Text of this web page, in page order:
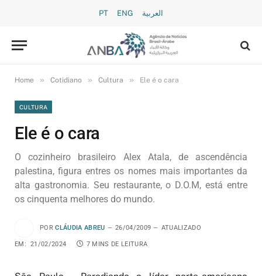
PT ENG العربية
Home » Cotidiano » Cultura » Ele é o cara
CULTURA
Ele é o cara
O cozinheiro brasileiro Alex Atala, de ascendência
palestina, figura entres os nomes mais importantes da
alta gastronomia. Seu restaurante, o D.O.M, está entre
os cinquenta melhores do mundo.
CLÁUDIA ABREU 26/04/2009 ATUALIZADO EM: 21/02/2024
São Paulo – Parodiando o líder norte-americano